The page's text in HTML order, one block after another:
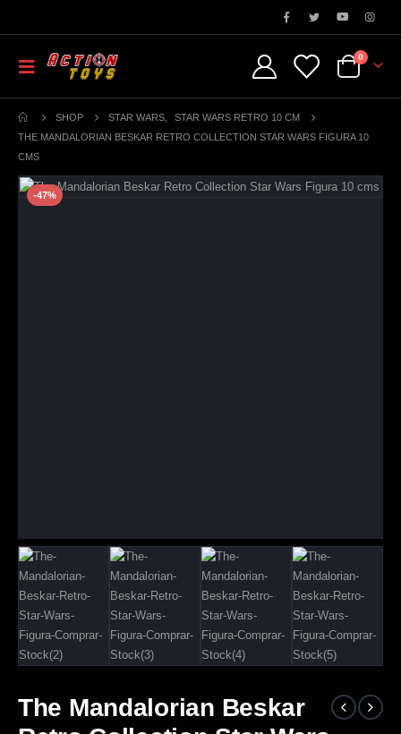
0
SHOP STAR WARS
STAR WARS RETRO 10 CM
THE MANDALORIAN BESKAR RETRO COLLECTION STAR WARS FIGURA 10
CMS
-47%
The Mandalorian Beskar